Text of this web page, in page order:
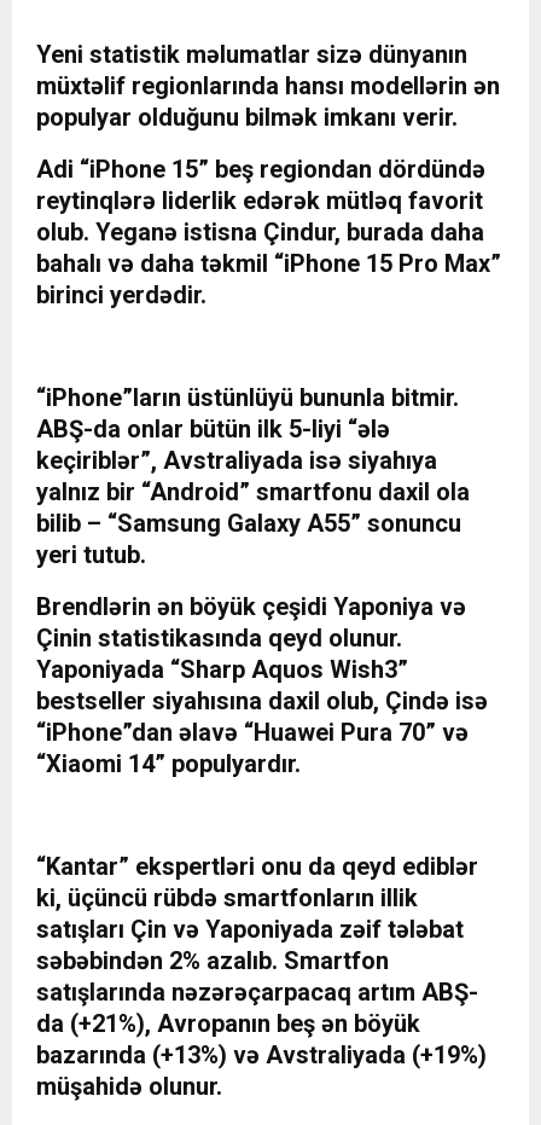
Yeni statistik məlumatlar sizə dünyanın
müxtəlif regionlarında hansı modellərin ən
populyar olduğunu bilmək imkanı verir.
Adi “iPhone 15” beş regiondan dördündə
reytinqlərə liderlik edərək mütləq favorit
olub. Yeganə istisna Çindur, burada daha
bahalı və daha təkmil “iPhone 15 Pro Max”
birinci yerdədir.
“iPhone”ların üstünlüyü bununla bitmir.
ABŞ-da onlar bütün ilk 5-liyi “ələ
keçiriblər”, Avstraliyada isə siyahıya
yalnız bir “Android” smartfonu daxil ola
bilib – “Samsung Galaxy A55” sonuncu
yeri tutub.
Brendlərin ən böyük çeşidi Yaponiya və
Çinin statistikasında qeyd olunur.
Yaponiyada “Sharp Aquos Wish3”
bestseller siyahısına daxil olub, Çində isə
“iPhone”dan əlavə “Huawei Pura 70” və
“Xiaomi 14” populyardır.
“Kantar” ekspertləri onu da qeyd ediblər
ki, üçüncü rübdə smartfonların illik
satışları Çin və Yaponiyada zəif tələbat
səbəbindən 2% azalıb. Smartfon
satışlarında nəzərəçarpacaq artım ABŞ-
da (+21%), Avropanın beş ən böyük
bazarında (+13%) və Avstraliyada (+19%)
müşahidə olunur.